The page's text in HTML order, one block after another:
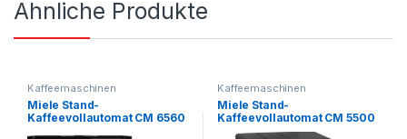
Ähnliche Produkte
Kaffeemaschinen
Miele Stand-
Kaffeevollautomat CM 6560
Kaffeemaschinen
Miele Stand-
Kaffeevollautomat CM 5500
CH Graphitgrau – B